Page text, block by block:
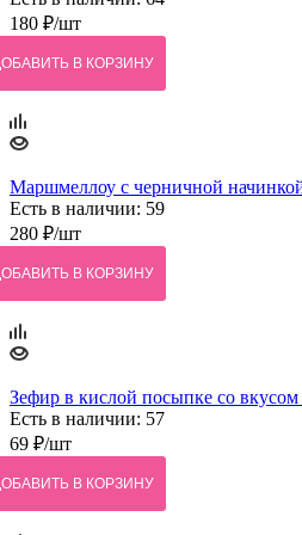
180 ₽/шт
В КОРЗИНУ
Маршмеллоу с черничной
Есть в наличии: 59
280 ₽/шт
В КОРЗИНУ
Зефир в кислой посыпке со
Есть в наличии: 57
69 ₽/шт
В КОРЗИНУ